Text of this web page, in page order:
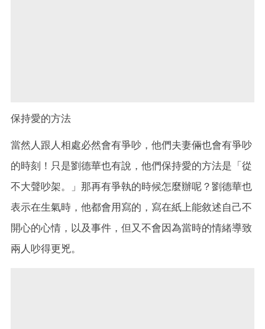
保持愛的方法
當然人跟人相處必然會有爭吵，他們夫妻倆也會有爭吵
的時刻！只是劉德華也有說，他們保持愛的方法是「從
不大聲吵架。」那再有爭執的時候怎麼辦呢？劉德華也
表示在生氣時，他都會用寫的，寫在紙上能敘述自己不
開心的心情，以及事件，但又不會因為當時的情緒導致
兩人吵得更兇。